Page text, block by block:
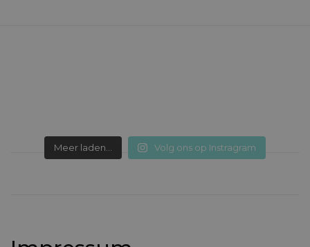
Meer laden... Volg ons op Instragram